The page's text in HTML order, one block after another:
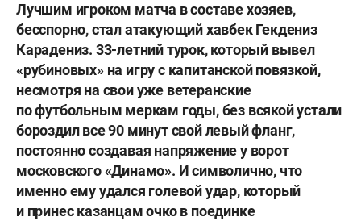
Лучшим игроком матча в составе хозяев,
бесспорно, стал атакующий хавбекГекдениз
Карадениз. 33-летний турок, который вывел
«рубиновых» на игру с капитанской повязкой,
несмотря на свои уже ветеранские
по футбольным меркам годы, без всякой устали
бороздил все 90 минут свой левый фланг,
постоянно создавая напряжение у ворот
московского «Динамо». И символично, что
именно ему удался голевой удар, который
и принес казанцам очко в поединке